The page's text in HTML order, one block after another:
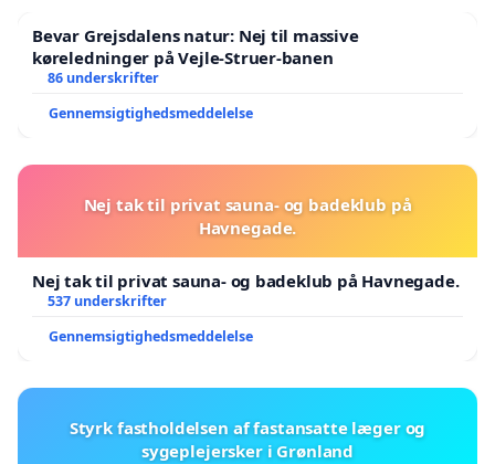
Bevar Grejsdalens natur: Nej til massive
køreledninger på Vejle-Struer-banen
86 underskrifter
Gennemsigtighedsmeddelelse
Nej tak til privat sauna- og badeklub på
Havnegade.
Nej tak til privat sauna- og badeklub på Havnegade.
537 underskrifter
Gennemsigtighedsmeddelelse
Styrk fastholdelsen af fastansatte læger og
sygeplejersker i Grønland